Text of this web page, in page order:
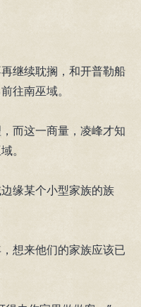
继续耽搁，和开普勒船
往南巫域。
而这一商量，凌峰才知
。
缘某个小型家族的族
想来他们的家族应该已